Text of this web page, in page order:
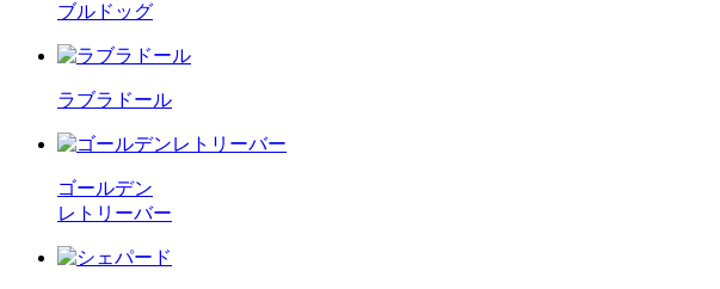
ブルドッグ
ラブラドール
ゴールデン
レトリーバー